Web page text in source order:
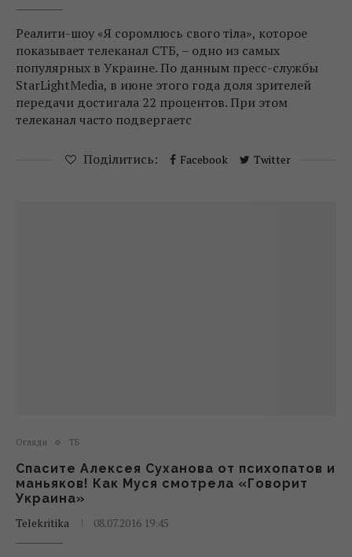
Реалити-шоу «Я соромлюсь свого тіла», которое
показывает телеканал СТБ, – одно из самых
популярных в Украине. По данным пресс-службы
StarLightMedia, в июне этого года доля зрителей
передачи достигала 22 процентов. При этом
телеканал часто подвергаетс
Поділитись: Facebook Twitter
Огляди ТБ
Спасите Алексея Суханова от психопатов и
маньяков! Как Муся смотрела «Говорит
Украина»
Telekritika
08.07.2016 19:45